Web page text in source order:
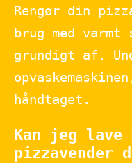
Rengør din
brug med varmt
grundigt af.
håndtaget.
Kan jeg lave
pizzavender